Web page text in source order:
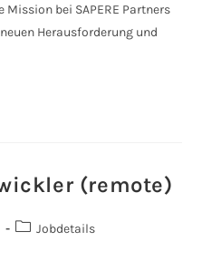
bei SAPERE Partners
Herausforderung und
(remote)
Jobdetails